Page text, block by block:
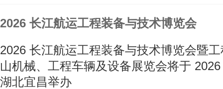
2026 长江航运工程装备与技术博览会
2026 长江航运工程装备与技术博览会暨
山机械、工程车辆及设备展览会将于
湖北宜昌举办